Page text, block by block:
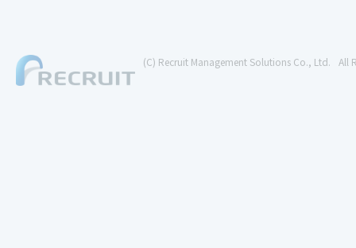
(C) Recruit Management Solutions Co., Ltd. All